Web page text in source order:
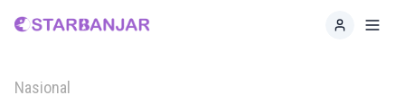
Home
Nasional